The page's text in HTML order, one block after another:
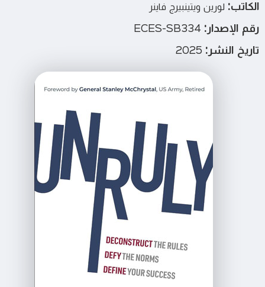
الكاتب: لورين ويتينبيرج فاينر
رقم الإصدار:
تاريخ النشر: